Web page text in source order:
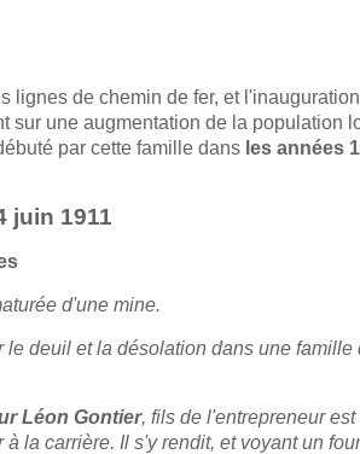
lignes de chemin de fer, et
sur une augmentation de la population
par cette famille dans les années
juin 1911
d'une mine.
deuil et la désolation dans une
Léon Gontier, fils de l'entrepreneur
la carrière. Il s'y rendit, et voyant un